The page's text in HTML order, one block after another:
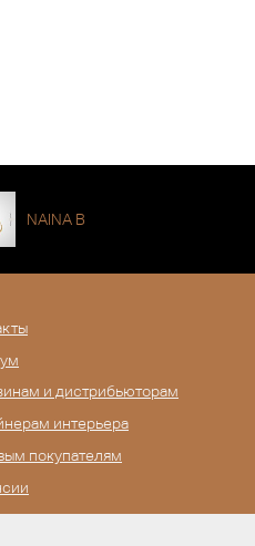
NAINA B
и дистрибьюторам
интерьера
покупателям
Lampatron